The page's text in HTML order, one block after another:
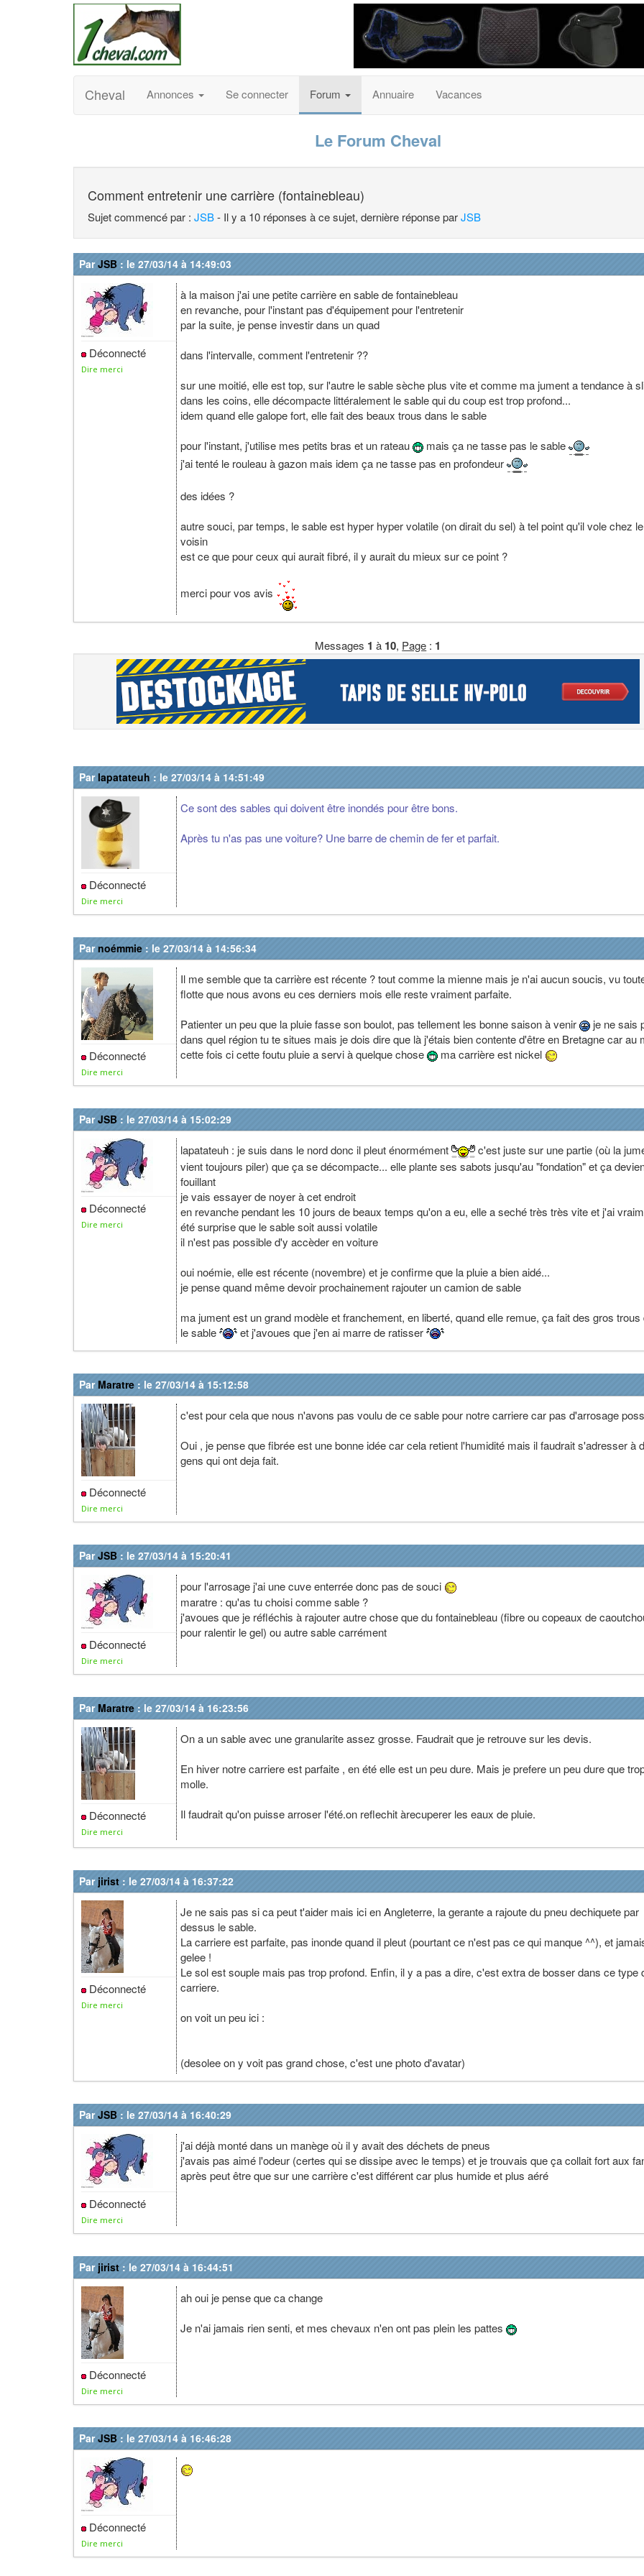
Cheval Annonces Se connecter Forum Annuaire Vacances
Le Forum Cheval
Comment entretenir une carrière (fontainebleau)
Sujet commencé par : JSB- Il y a 10 réponses à ce sujet, dernière réponse parJSB
ParJSB : le 27/03/14 à 14:49:03
Déconnecté
Dire merci
à la maison j'ai une petite carrière en sable de fontainebleau
en revanche, pour l'instant pas d'équipement pour l'entretenir
par la suite, je pense investir dans un quad
dans l'intervalle, comment l'entretenir ??
sur une moitié, elle est top, sur l'autre le sable sèche plus vite et comme ma jument a tendance à
dans les coins, elle décompacte littéralement le sable qui du coup est trop profond...
idem quand elle galope fort, elle fait des beaux trous dans le sable
pour l'instant, j'utilise mes petits bras et un rateau
mais ça ne tasse pas le sable
j'ai tenté le rouleau à gazon mais idem ça ne tasse pas en profondeur
des idées ?
autre souci, par temps, le sable est hyper hyper volatile (on dirait du sel) à tel point qu'il vole chez le
voisin
est ce que pour ceux qui aurait fibré, il y aurait du mieux sur ce point ?
merci pour vos avis
Messages 1 à 10, Page : 1
Par lapatateuh : le 27/03/14 à 14:51:49
Déconnecté
Dire merci
Ce sont des sables qui doivent être inondés pour être bons.
Après tu n'as pas une voiture? Une barre de chemin de fer et parfait.
Parnoémmie : le 27/03/14 à 14:56:34
Déconnecté
Dire merci
Il me semble que ta carrière est récente ? tout comme la mienne mais je n'ai aucun soucis, vu
flotte que nous avons eu ces derniers mois elle reste vraiment parfaite.
Patienter un peu que la pluie fasse son boulot, pas tellement les bonne saison à venir
je ne sais
dans quel région tu te situes mais je dois dire que là j'étais bien contente d'être en Bretagne car au
cette fois ci cette foutu pluie a servi à quelque chose
ma carrière est nickel
ParJSB : le 27/03/14 à 15:02:29
Déconnecté
Dire merci
lapatateuh : je suis dans le nord donc il pleut énormément
c'est juste sur une partie (où la
vient toujours piler) que ça se décompacte... elle plante ses sabots jusqu'au "fondation" et ça
fouillant
je vais essayer de noyer à cet endroit
en revanche pendant les 10 jours de beaux temps qu'on a eu, elle a seché très très vite et j'ai
été surprise que le sable soit aussi volatile
il n'est pas possible d'y accèder en voiture
oui noémie, elle est récente (novembre) et je confirme que la pluie a bien aidé...
je pense quand même devoir prochainement rajouter un camion de sable
ma jument est un grand modèle et franchement, en liberté, quand elle remue, ça fait des gros trous
le sable
et j'avoues que j'en ai marre de ratisser
Par Maratre : le 27/03/14 à 15:12:58
Déconnecté
Dire merci
c'est pour cela que nous n'avons pas voulu de ce sable pour notre carriere car pas d'arrosage
Oui , je pense que fibrée est une bonne idée car cela retient l'humidité mais il faudrait s'adresser à
gens qui ont deja fait.
ParJSB : le 27/03/14 à 15:20:41
Déconnecté
Dire merci
pour l'arrosage j'ai une cuve enterrée donc pas de souci
maratre : qu'as tu choisi comme sable ?
j'avoues que je réfléchis à rajouter autre chose que du fontainebleau (fibre ou copeaux de
pour ralentir le gel) ou autre sable carrément
Par Maratre : le 27/03/14 à 16:23:56
Déconnecté
Dire merci
On a un sable avec une granularite assez grosse. Faudrait que je retrouve sur les devis.
En hiver notre carriere est parfaite , en été elle est un peu dure. Mais je prefere un peu dure que
molle.
Il faudrait qu'on puisse arroser l'été.on reflechit àrecuperer les eaux de pluie.
Par jirist : le 27/03/14 à 16:37:22
Déconnecté
Dire merci
Je ne sais pas si ca peut t'aider mais ici en Angleterre, la gerante a rajoute du pneu dechiquete par
dessus le sable.
La carriere est parfaite, pas inonde quand il pleut (pourtant ce n'est pas ce qui manque ^^), et
gelee !
Le sol est souple mais pas trop profond. Enfin, il y a pas a dire, c'est extra de bosser dans ce type
carriere.
on voit un peu ici :
(desolee on y voit pas grand chose, c'est une photo d'avatar)
ParJSB : le 27/03/14 à 16:40:29
Déconnecté
Dire merci
j'ai déjà monté dans un manège où il y avait des déchets de pneus
j'avais pas aimé l'odeur (certes qui se dissipe avec le temps) et je trouvais que ça collait fort aux
après peut être que sur une carrière c'est différent car plus humide et plus aéré
Par jirist : le 27/03/14 à 16:44:51
Déconnecté
Dire merci
ah oui je pense que ca change
Je n'ai jamais rien senti, et mes chevaux n'en ont pas plein les pattes
ParJSB : le 27/03/14 à 16:46:28
Déconnecté
Dire merci